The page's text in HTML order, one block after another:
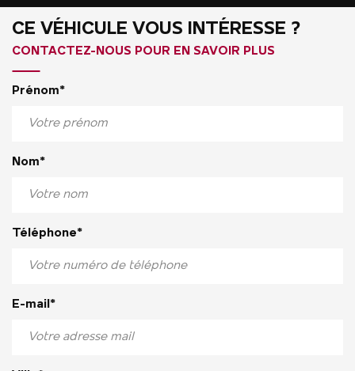
CE VÉHICULE VOUS INTÉRESSE ?
CONTACTEZ-NOUS POUR EN SAVOIR PLUS
Prénom*
Nom*
Téléphone*
E-mail*